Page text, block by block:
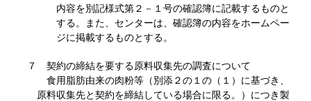
内容を別記様式第２－１号の確認簿に記載するものと
する。また、センターは、確認簿の内容をホームペー
ジに掲載するものとする。
７ 契約の締結を要する原料収集先の調査について
食用脂肪由来の肉粉等（別添２の１の（１）に基づき、
原料収集先と契約を締結している場合に限る。）につき製